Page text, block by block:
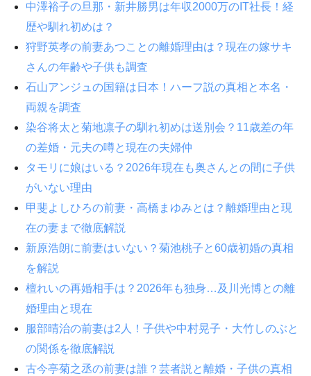
中澤裕子の旦那・新井勝男は年収2000万のIT社長！経
歴や馴れ初めは？
狩野英孝の前妻あつことの離婚理由は？現在の嫁サキ
さんの年齢や子供も調査
石山アンジュの国籍は日本！ハーフ説の真相と本名・
両親を調査
染谷将太と菊地凛子の馴れ初めは送別会？11歳差の年
の差婚・元夫の噂と現在の夫婦仲
タモリに娘はいる？2026年現在も奥さんとの間に子供
がいない理由
甲斐よしひろの前妻・高橋まゆみとは？離婚理由と現
在の妻まで徹底解説
新原浩朗に前妻はいない？菊池桃子と60歳初婚の真相
を解説
檀れいの再婚相手は？2026年も独身…及川光博との離
婚理由と現在
服部晴治の前妻は2人！子供や中村晃子・大竹しのぶと
の関係を徹底解説
古今亭菊之丞の前妻は誰？芸者説と離婚・子供の真相